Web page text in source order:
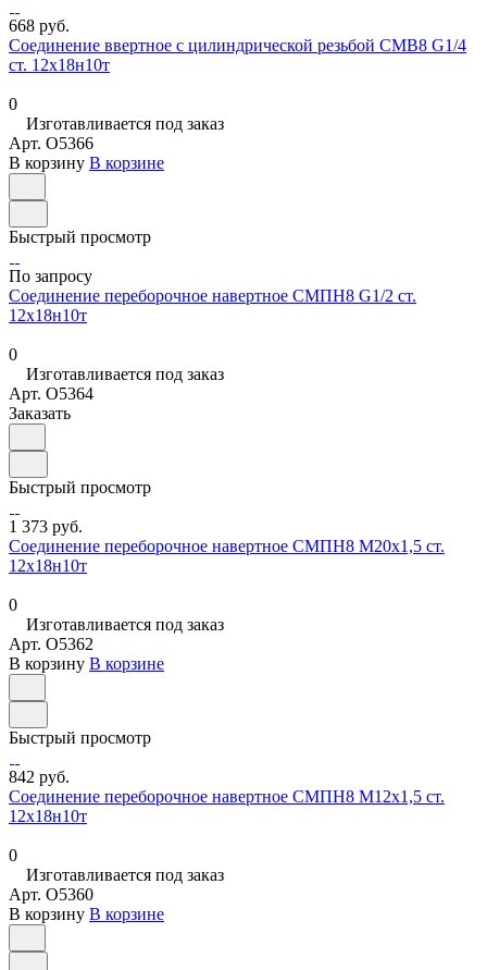
668 руб.
Соединение ввертное с цилиндрической резьбой СМВ8 G1/4
ст. 12х18н10т
0
Изготавливается под заказ
Арт. O5366
В корзину В корзине
Быстрый просмотр
По запросу
Соединение переборочное навертное СМПН8 G1/2 ст.
12х18н10т
0
Изготавливается под заказ
Арт. O5364
Заказать
Быстрый просмотр
1 373 руб.
Соединение переборочное навертное СМПН8 М20х1,5 ст.
12х18н10т
0
Изготавливается под заказ
Арт. O5362
В корзину В корзине
Быстрый просмотр
842 руб.
Соединение переборочное навертное СМПН8 М12х1,5 ст.
12х18н10т
0
Изготавливается под заказ
Арт. O5360
В корзину В корзине